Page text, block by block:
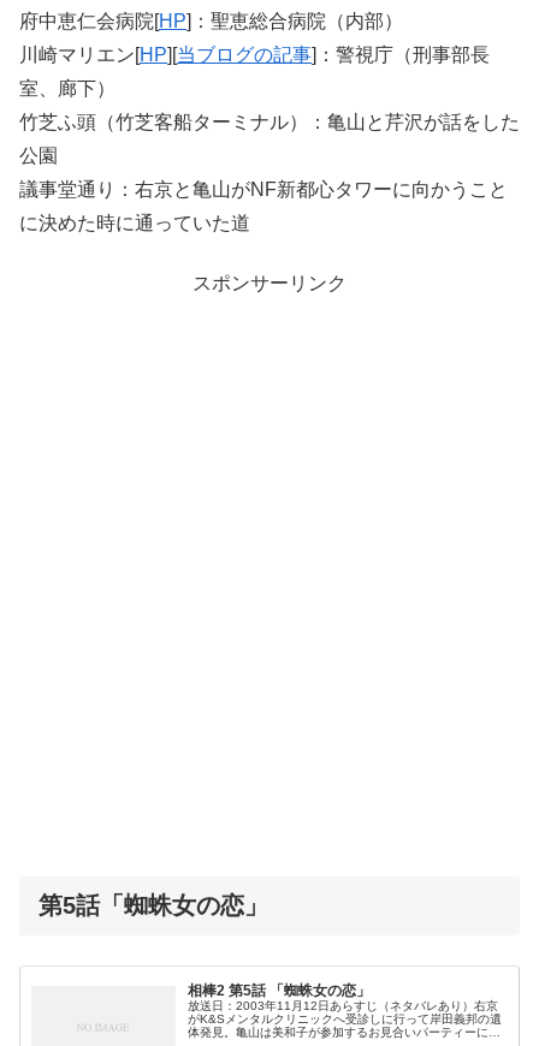
府中恵仁会病院[HP]：聖恵総合病院（内部）
川崎マリエン[HP][当ブログの記事]：警視庁（刑事部長
室、廊下）
竹芝ふ頭（竹芝客船ターミナル）：亀山と芹沢が話をした
公園
議事堂通り：右京と亀山がNF新都心タワーに向かうこと
に決めた時に通っていた道
スポンサーリンク
第5話「蜘蛛女の恋」
相棒2 第5話 「蜘蛛女の恋」
放送日：2003年11月12日あらすじ（ネタバレあり）右京
がK&Sメンタルクリニックへ受診しに行って岸田義邦の遺
体発見。亀山は美和子が参加するお見合いパーティーに参